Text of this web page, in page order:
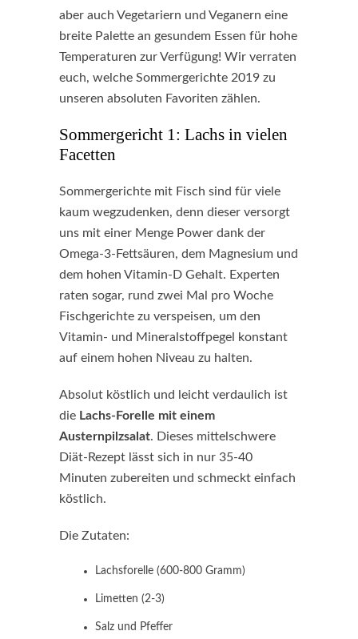
aber auch Vegetariern und Veganern eine
breite Palette an gesundem Essen für hohe
Temperaturen zur Verfügung! Wir verraten
euch, welche Sommergerichte 2019 zu
unseren absoluten Favoriten zählen.
Sommergericht 1: Lachs in vielen
Facetten
Sommergerichte mit Fisch sind für viele
kaum wegzudenken, denn dieser versorgt
uns mit einer Menge Power dank der
Omega-3-Fettsäuren, dem Magnesium und
dem hohen Vitamin-D Gehalt. Experten
raten sogar, rund zwei Mal pro Woche
Fischgerichte zu verspeisen, um den
Vitamin- und Mineralstoffpegel konstant
auf einem hohen Niveau zu halten.
Absolut köstlich und leicht verdaulich ist
die Lachs-Forelle mit einem
Austernpilzsalat. Dieses mittelschwere
Diät-Rezept lässt sich in nur 35-40
Minuten zubereiten und schmeckt einfach
köstlich.
Die Zutaten:
Lachsforelle (600-800 Gramm)
Limetten (2-3)
Salz und Pfeffer